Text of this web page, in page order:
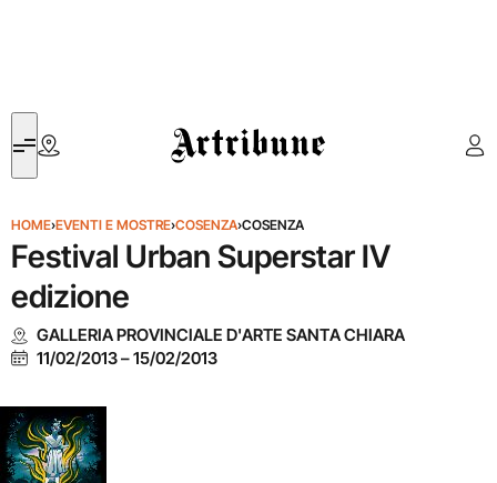
Artribune
HOME›EVENTI E MOSTRE›COSENZA›COSENZA
Festival Urban Superstar IV
edizione
GALLERIA PROVINCIALE D'ARTE SANTA CHIARA
11/02/2013–15/02/2013